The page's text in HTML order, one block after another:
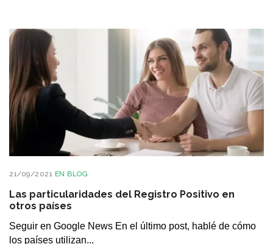
21/09/2021 EN BLOG
Las particularidades del Registro Positivo en
otros países
Seguir en Google News En el último post, hablé de cómo
los países utilizan...